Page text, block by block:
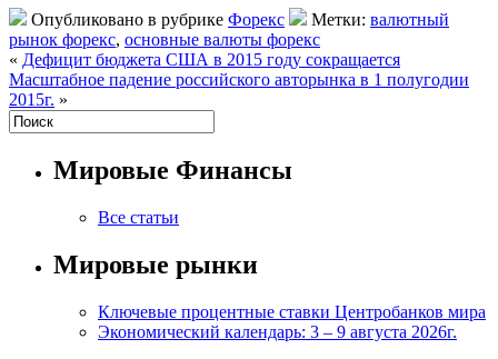
Опубликовано в рубрике Форекс Метки: валютный
рынок форекс, основные валюты форекс
« Дефицит бюджета США в 2015 году сокращается
Масштабное падение российского авторынка в 1 полугодии
2015г. »
Мировые Финансы
Все статьи
Мировые рынки
Ключевые процентные ставки Центробанков мира
Экономический календарь: 3 – 9 августа 2026г.